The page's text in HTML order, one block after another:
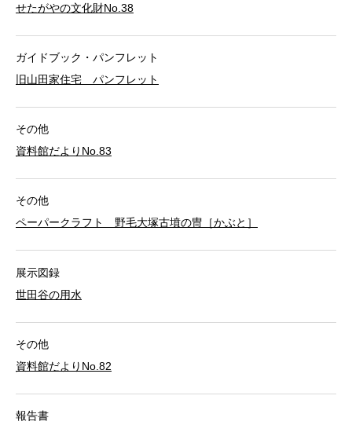
せたがやの文化財No.38
ガイドブック・パンフレット
旧山田家住宅 パンフレット
その他
資料館だよりNo.83
その他
ペーパークラフト 野毛大塚古墳の冑［かぶと］
展示図録
世田谷の用水
その他
資料館だよりNo.82
報告書